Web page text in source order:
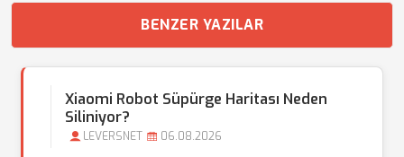
BENZER YAZILAR
Xiaomi Robot Süpürge Haritası Neden
Siliniyor?
LEVERSNET 06.08.2026